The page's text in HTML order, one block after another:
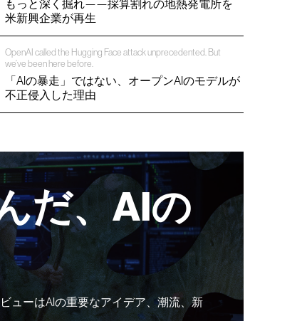
もっと深く掘れ——採算割れの地熱発電所を
米新興企業が再生
OpenAI called the Hugging Face attack unprecedented. But
we’ve been here before.
「AIの暴走」ではない、オープンAIのモデルが
不正侵入した理由
だ、AIの
ューはAIの重要なアイデア、潮流、新